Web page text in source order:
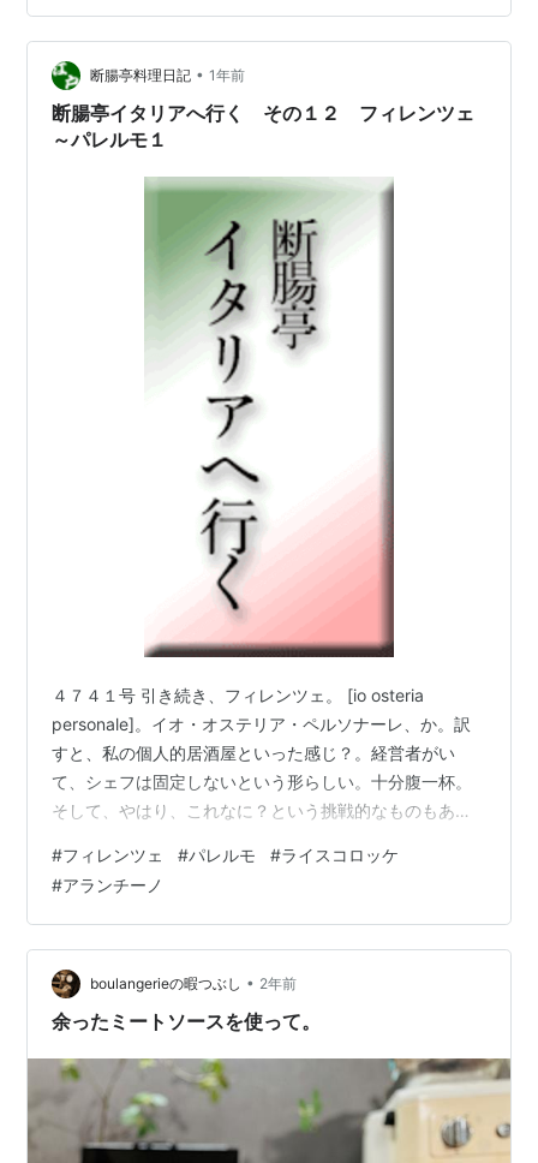
しているよう。チェーンを目指しているが、今はここだ
け、といった感じか。 買ってきたのは、三つ。 サラミの
サンドイッチ。やっぱり、食べたくなる。 Panino con
salame, …
断腸亭料理日記 • 1年前
断腸亭イタリアへ行く その１２ フィレンツェ
～パレルモ１
４７４１号 引き続き、フィレンツェ。 [io osteria
personale]。イオ・オステリア・ペルソナーレ、か。訳
すと、私の個人的居酒屋といった感じ？。経営者がい
て、シェフは固定しないという形らしい。十分腹一杯。
そして、やはり、これなに？という挑戦的なものもあ
な感じなのか、と、刺激的であった。イタリアンもフレ
ンチも先端ではもはや違いはないのかもしれぬ。 ここ、
サービスもさすがにちゃんとしていた。会計をし、タク
シーを呼んでもらえた。 外に出てみると、これ。 なにか
というと、門。フィレンツェの市壁（城壁）のサン・フ
レディアーノ門（Porta…
#フィレンツェ #パレルモ #ライスコロッケ
#アランチーノ
boulangerieの暇つぶし • 2年前
余ったミートソースを使って。